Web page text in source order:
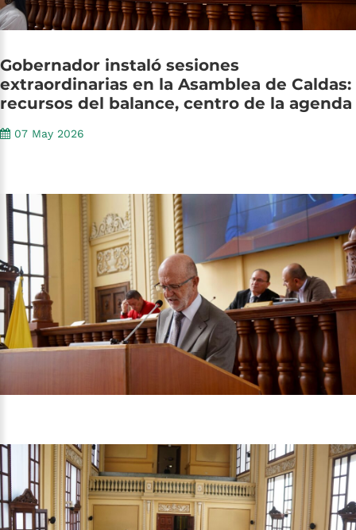
Gobernador instaló sesiones
extraordinarias en la Asamblea de Caldas:
recursos del balance, centro de la agenda
07 May 2026